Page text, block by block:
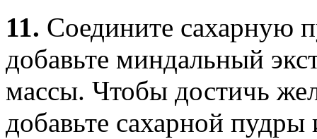
11. Соедините сахарную
добавьте миндальный
массы. Чтобы достичь
добавьте сахарной пудры